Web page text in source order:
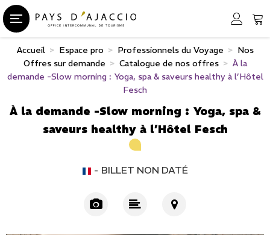
Accueil > Espace pro > Professionnels du Voyage > Nos
Offres sur demande > Catalogue de nos offres > À la
demande -Slow morning : Yoga, spa & saveurs healthy à l’Hôtel
Fesch
À la demande -Slow morning : Yoga, spa &
saveurs healthy à l’Hôtel Fesch
BILLET NON DATÉ